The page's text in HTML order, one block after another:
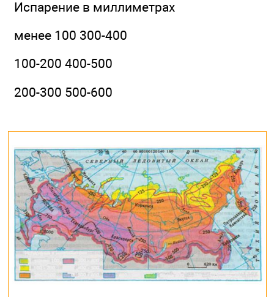
Испарение в миллиметрах
менее 100 300-400
100-200 400-500
200-300 500-600